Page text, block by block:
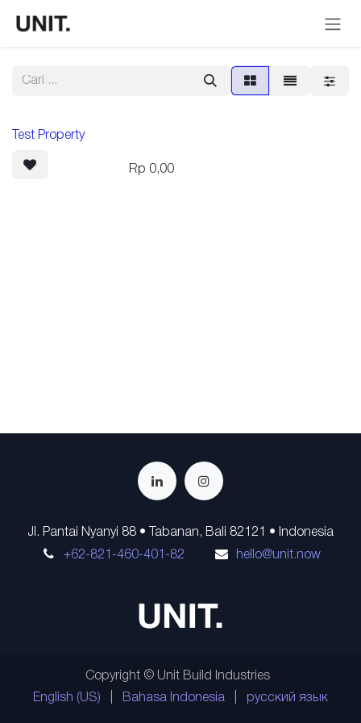
Test Property
Rp 0,00
Jl. Pantai Nyanyi 88 • Tabanan, Bali 82121 • Indonesia
+62-821-460-401-82
hello@unit.now
Copyright © Unit Build Industries
English (US)
Bahasa Indonesia русский язык